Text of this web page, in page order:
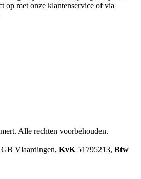
op met onze klantenservice of via
Alle rechten voorbehouden.
Vlaardingen, KvK 51795213, Btw